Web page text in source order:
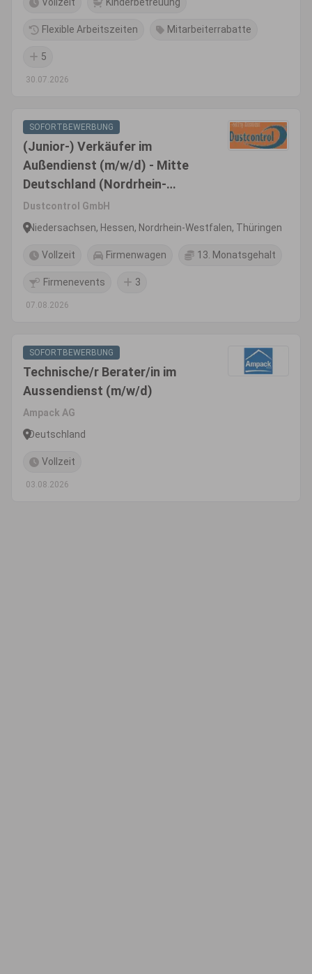
Flexible Arbeitszeiten Mitarbeiterrabatte
5
30.07.2026
SOFORTBEWERBUNG
(Junior-) Verkäufer im
Außendienst (m/w/d) - Mitte
Deutschland (Nordrhein-
Westfalen, Nord-Hessen,
Thüringen, Sachsen)
Dustcontrol GmbH
Niedersachsen, Hessen, Nordrhein-Westfalen, Thüringen
Vollzeit Firmenwagen 13. Monatsgehalt
Firmenevents 3
07.08.2026
SOFORTBEWERBUNG
Technische/r Berater/in im
Aussendienst (m/w/d)
Ampack AG
Deutschland
Vollzeit
03.08.2026